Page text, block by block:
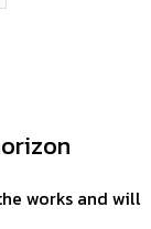
works and will